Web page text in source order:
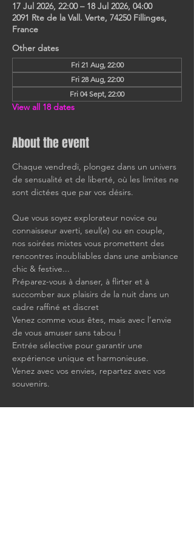
17 Jul 2026, 22:00 – 18 Jul 2026, 04:00
2091 Rte de la Vall. Verte, 74250 Fillinges,
France
Other dates
Fri 21 Aug, 22:00
Fri 28 Aug, 22:00
Fri 04 Sept, 22:00
View all 18 dates
About the event
Chaque vendredi, plongez dans un univers
de sensualité et de liberté, où les limites ne
sont dictées que par vos désirs.
Que vous soyez explorateur novice ou
connaisseur averti, seul(e) ou en couple,
nos soirées mixtes vous promettent des
rencontres inoubliables dans une ambiance
chic & festive...
Préparez-vous à danser, à flirter et à
succomber aux plaisirs de la nuit dans un
cadre raffiné et discret
Venez comme vous êtes, mais avec l’envie
de vous amuser sans tabou !
Entrée sélective pour garantir une
expérience unique et harmonieuse.
Venez avec vos envies, repartez avec vos
souvenirs.